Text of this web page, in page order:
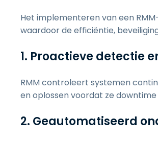
Het implementeren van een
waardoor de efficiëntie,
1. Proactieve detectie
RMM controleert systemen
en oplossen voordat ze
2. Geautomatiseerd